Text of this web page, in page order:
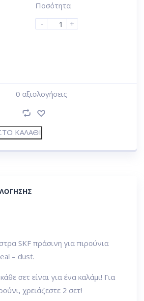
Ποσότητα
-
+
0 αξιολογήσεις
ΚΑΛΆΘΙ
SKF πράσινη για πιρούνια
– dust.
σετ είναι για ένα καλάμι! Για
χρειάζεστε 2 σετ!